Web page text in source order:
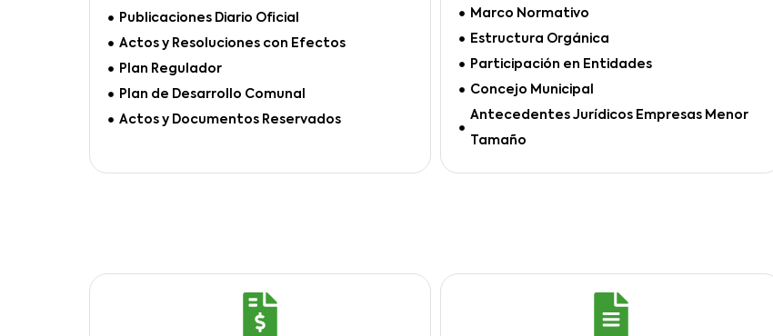
Publicaciones Diario Oficial
Actos y Resoluciones con Efectos
Plan Regulador
Plan de Desarrollo Comunal
Actos y Documentos Reservados
Marco Normativo
Estructura Orgánica
Participación en Entidades
Concejo Municipal
Antecedentes Jurídicos Empresas Menor
Tamaño